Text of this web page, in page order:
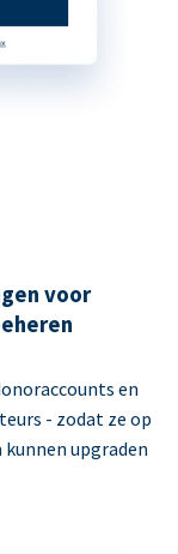
voor
en
- zodat ze op
upgraden